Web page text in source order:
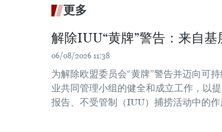
更多
解除IUU“黄牌”警告：来自基
06/08/2026 11:38
为解除欧盟委员会“黄牌”警告并迈向可
业共同管理小组的健全和成立工作，以
报告、不受管制（IUU）捕捞活动中的作